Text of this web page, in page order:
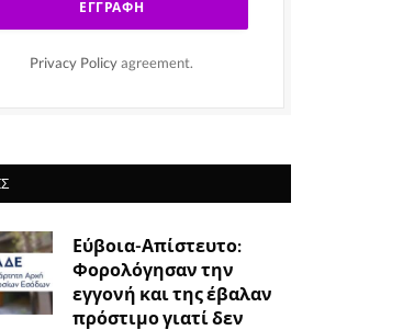
Privacy Policy agreement.
Εύβοια-Απίστευτο:
Φορολόγησαν την
εγγονή και της έβαλαν
πρόστιμο γιατί δεν